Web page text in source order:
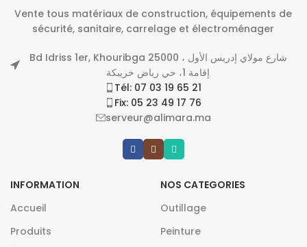
Vente tous matériaux de construction, équipements de
sécurité, sanitaire, carrelage et électroménager
Bd Idriss 1er, Khouribga 25000 شارع مولاي إدريس الأول ،
إقامة 1، حي رياض خريبكة
Tél: 07 03 19 65 21
Fix: 05 23 49 17 76
serveur@alimara.ma
INFORMATION
Accueil
Produits
NOS CATEGORIES
Outillage
Peinture